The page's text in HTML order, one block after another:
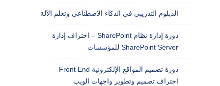
الدبلوم التدريبي في الذكاء الاصطناعي وتعلم الآلة
دورة إدارة نظام SharePoint – احتراف إدارة
SharePoint Server للمؤسسات
دورة تصميم المواقع الإلكترونية Front End –
احتراف تصميم وتطوير واجهات الويب